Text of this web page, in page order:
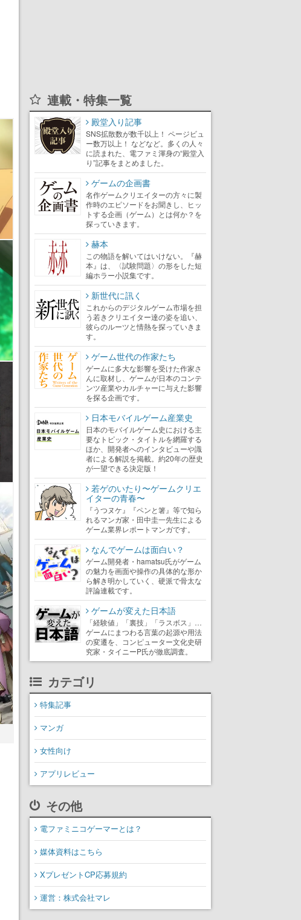
連載・特集一覧
殿堂入り記事
SNS拡散数が数千以上！ ページビュ
ー数万以上！ などなど。多くの人々
に読まれた、電ファミ渾身の“殿堂入
り”記事をまとめました。
ゲームの企画書
名作ゲームクリエイターの方々に製
作時のエピソードをお聞きし、ヒッ
トする企画（ゲーム）とは何か？を
探っていきます。
赫本
この物語を解いてはいけない。『赫
本』は、〈試験問題〉の形をした短
編ホラー小説集です。
新世代に訊く
これからのデジタルゲーム市場を担
う若きクリエイター達の姿を追い、
彼らのルーツと情熱を探っていきま
す。
ゲーム世代の作家たち
ゲームに多大な影響を受けた作家さ
んに取材し、ゲームが日本のコンテ
ンツ産業やカルチャーに与えた影響
を探る企画です。
日本モバイルゲーム産業史
日本のモバイルゲーム史における主
要なトピック・タイトルを網羅する
ほか、開発者へのインタビューや識
者による解説を掲載。約20年の歴史
が一望できる決定版！
若ゲのいたり〜ゲームクリエ
イターの青春〜
『うつヌケ』『ペンと箸』等で知ら
れるマンガ家・田中圭一先生による
ゲーム業界レポートマンガです。
なんでゲームは面白い？
ゲーム開発者・hamatsu氏がゲーム
の魅力を画面や操作の具体的な形か
ら解き明かしていく、硬派で骨太な
評論連載です。
ゲームが変えた日本語
「経験値」「裏技」「ラスボス」…
ゲームにまつわる言葉の起源や用法
の変遷を、コンピューター文化史研
究家・タイニーP氏が徹底調査。
カテゴリ
特集記事
マンガ
女性向け
アプリレビュー
その他
電ファミニコゲーマーとは？
媒体資料はこちら
XプレゼントCP応募規約
運営：株式会社マレ